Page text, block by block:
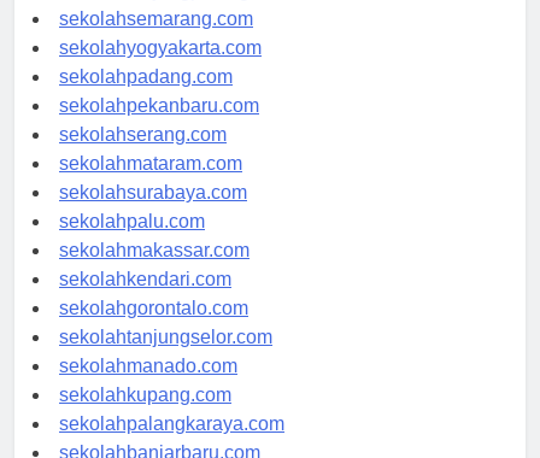
sekolahtanjungpinang.com
sekolahsemarang.com
sekolahyogyakarta.com
sekolahpadang.com
sekolahpekanbaru.com
sekolahserang.com
sekolahmataram.com
sekolahsurabaya.com
sekolahpalu.com
sekolahmakassar.com
sekolahkendari.com
sekolahgorontalo.com
sekolahtanjungselor.com
sekolahmanado.com
sekolahkupang.com
sekolahpalangkaraya.com